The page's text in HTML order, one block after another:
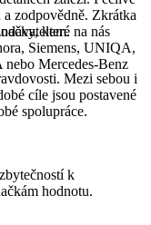
zodpovědně. Zkrátka
Mezi sebou i
cíle jsou postavené
spolupráce.
které na nás
Siemens, UNIQA,
Mercedes-Benz
k
hodnotu.